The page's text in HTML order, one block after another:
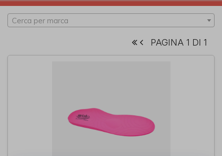
Cerca per marca
PAGINA 1 DI 1